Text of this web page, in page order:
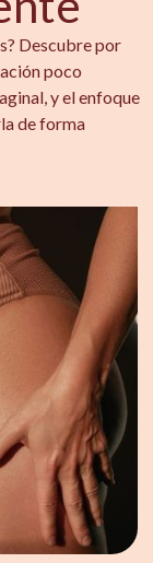
Descubre por
poco
y el enfoque
de forma